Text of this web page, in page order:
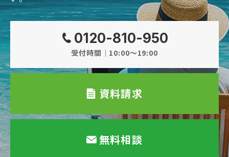
0120-810-950
受付時間｜10:00～19:00
資料請求
無料相談